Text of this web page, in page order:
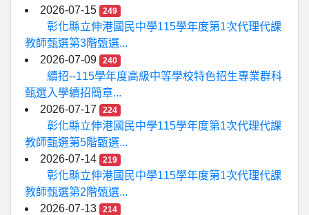
2026-07-15
249
彰化縣立伸港國民中學115學年度第1次代理代課
教師甄選第3階甄選...
2026-07-09
240
續招--115學年度高級中等學校特色招生專業群科
甄選入學續招簡章...
2026-07-17
224
彰化縣立伸港國民中學115學年度第1次代理代課
教師甄選第5階甄選...
2026-07-14
219
彰化縣立伸港國民中學115學年度第1次代理代課
教師甄選第2階甄選...
2026-07-13
214